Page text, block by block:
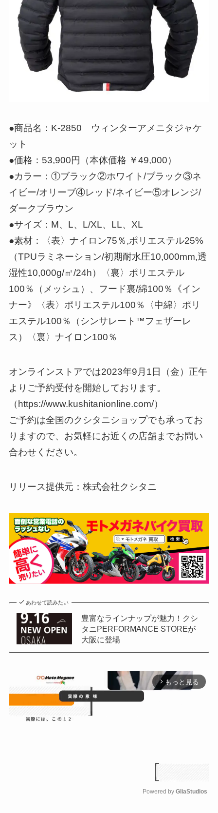
●商品名：K-2850 ウィンターアメニタジャケ
ット
●価格：53,900円（本体価格 ￥49,000）
●カラー：①ブラック②ホワイト/ブラック③ネ
イビー/オリーブ④レッド/ネイビー⑤オレンジ/
ダークブラウン
●サイズ：M、L、L/XL、LL、XL
●素材：〈表〉ナイロン75％,ポリエステル25%
（TPUラミネーション/初期耐水圧10,000mm,透
湿性10,000g/㎡/24h）〈裏〉ポリエステル
100％（メッシュ）、フード裏/綿100％《イン
ナー》〈表〉ポリエステル100％〈中綿〉ポリ
エステル100％（シンサレート™フェザーレ
ス）〈裏〉ナイロン100％
オンラインストアでは2023年9月1日（金）正午
よりご予約受付を開始しております。
（https://www.kushitanionline.com/）
ご予約は全国のクシタニショップでも承ってお
りますので、お気軽にお近くの店舗までお問い
合わせください。
リリース提供元：株式会社クシタニ
あわせて読みたい
豊富なラインナップが魅力！クシ
タニPERFORMANCE STOREが
大阪に登場
arrow_forward_ios もっと見る
Powered by GliaStudios